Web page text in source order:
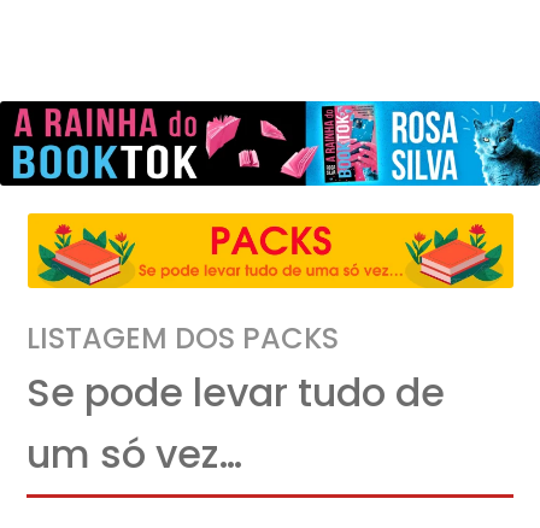
LISTAGEM DOS PACKS
Se pode levar tudo de
um só vez…